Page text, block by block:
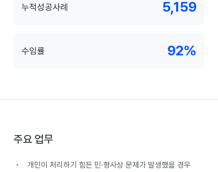
누적성공사례 5,159
수임률 92%
주요 업무
개인이 처리하기 힘든 민·형사상 문제가 발생했을 경우